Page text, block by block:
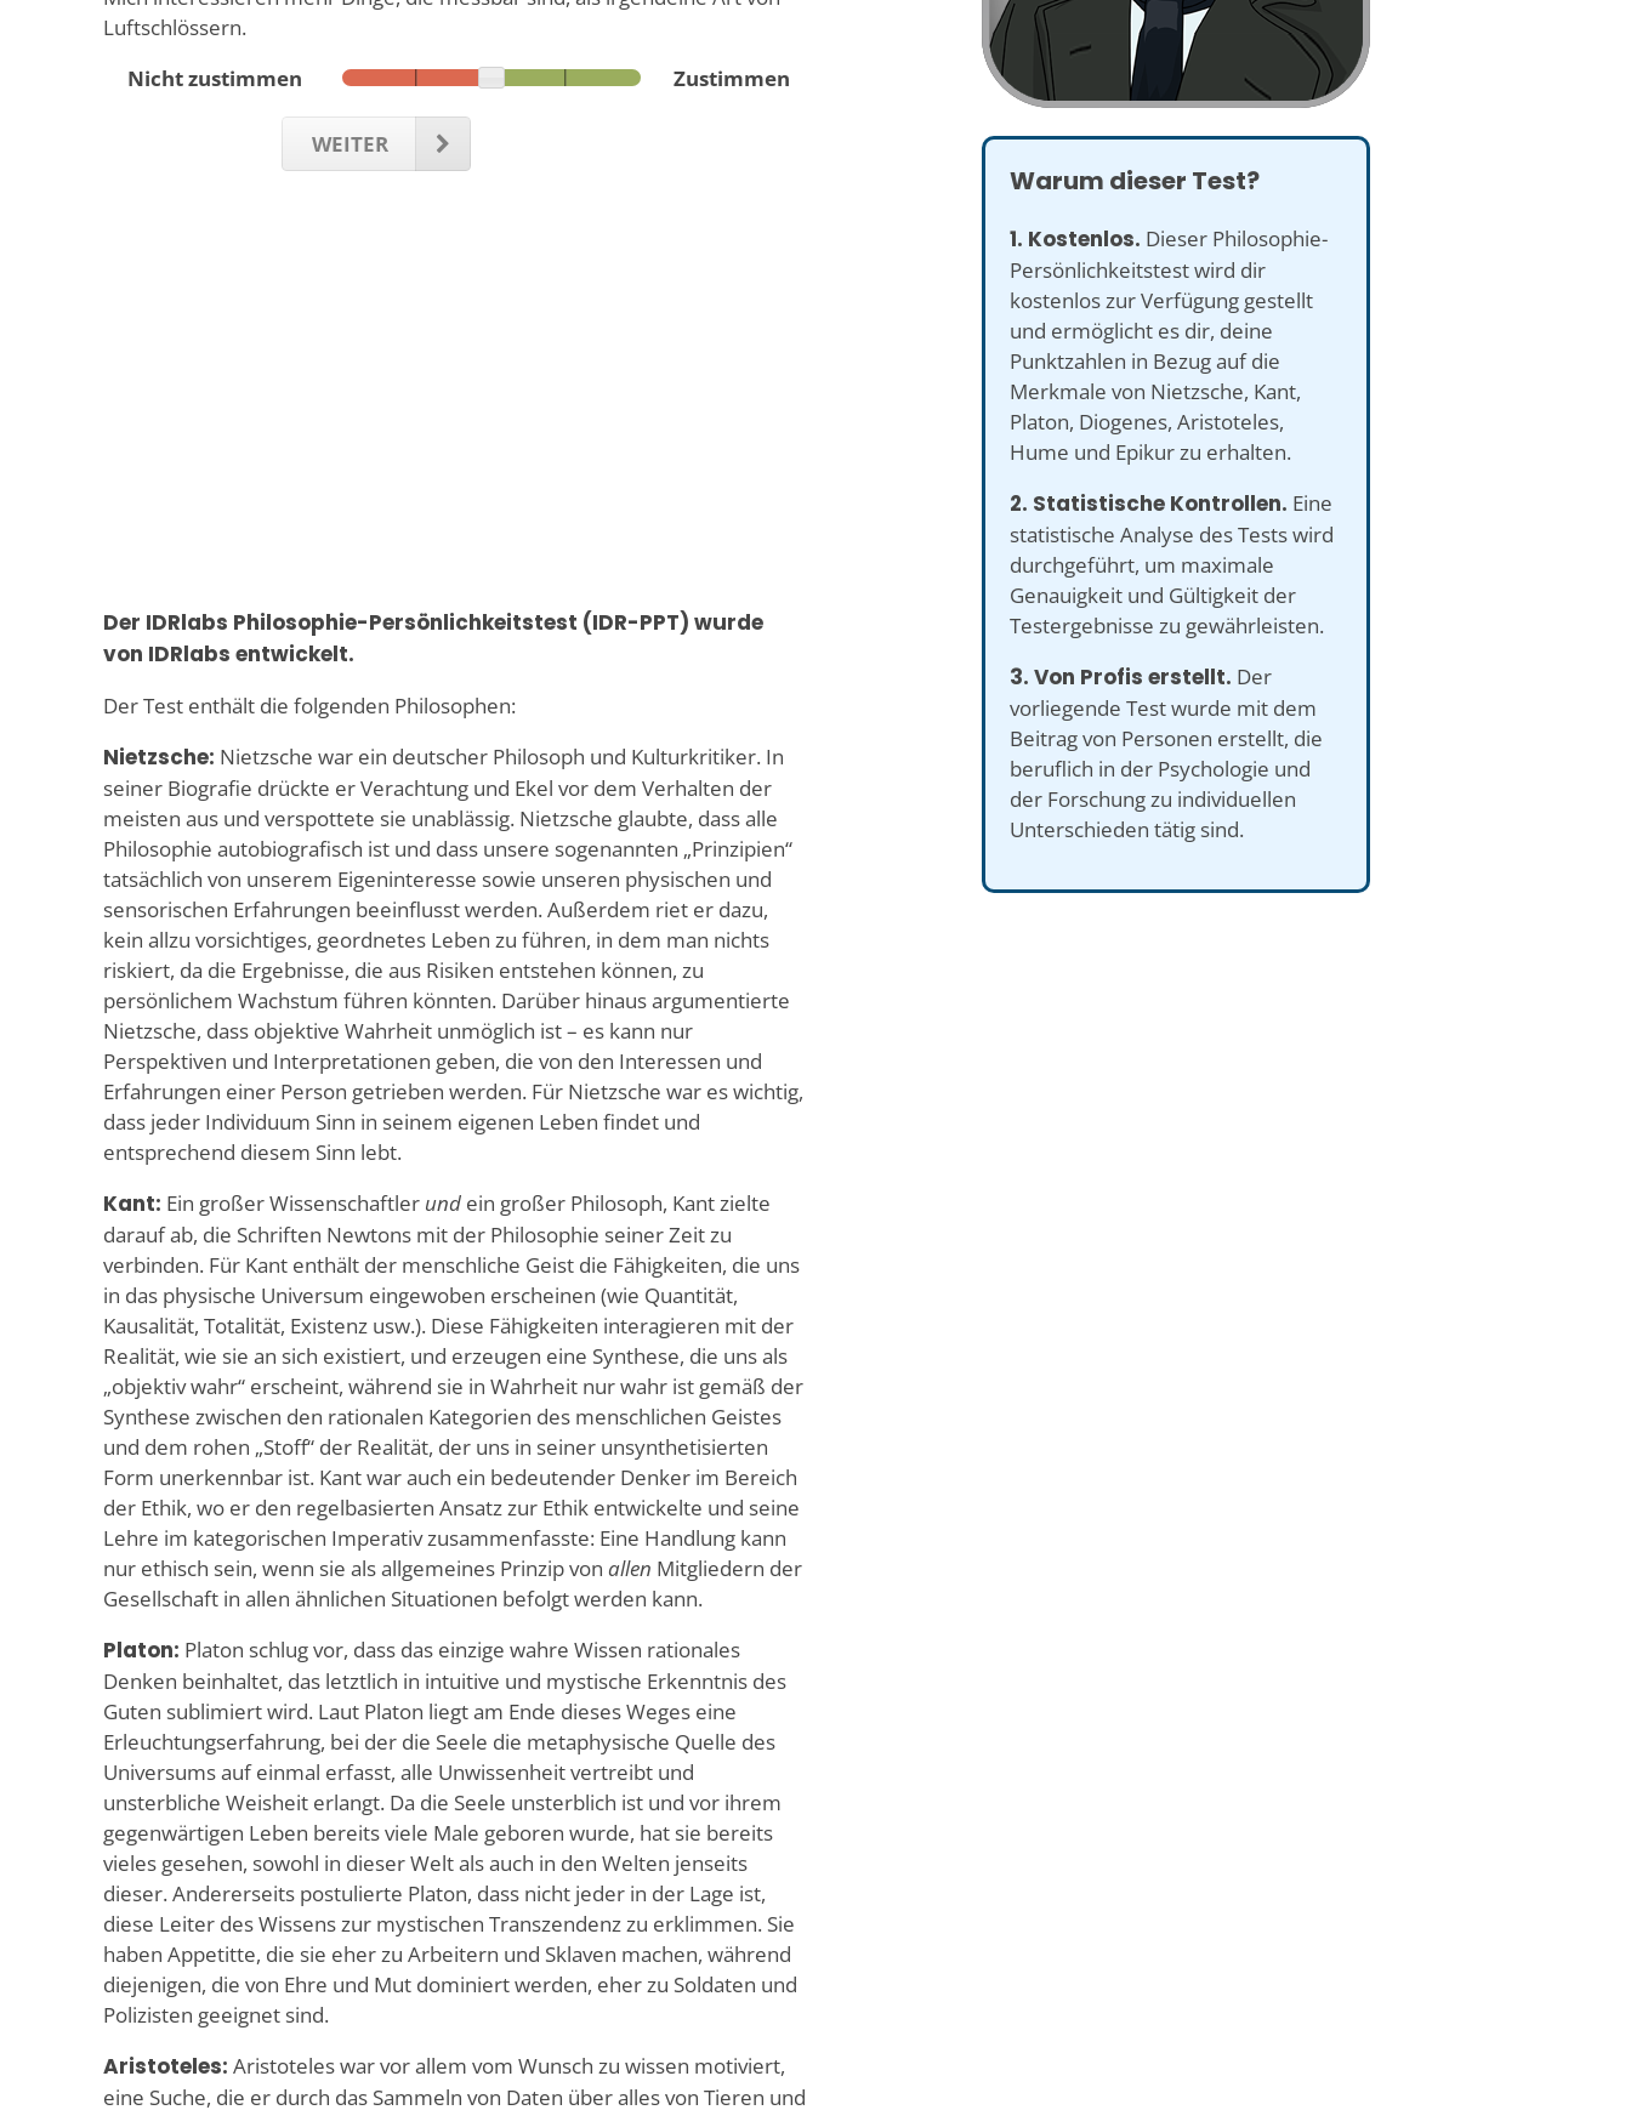
Luftschlössern.
Nicht zustimmen
Zustimmen
WEITER
Der IDRlabs Philosophie-Persönlichkeitstest (IDR-PPT) wurde
von IDRlabs entwickelt.
Der Test enthält die folgenden Philosophen:
Nietzsche: Nietzsche war ein deutscher Philosoph und Kulturkritiker. In
seiner Biografie drückte er Verachtung und Ekel vor dem Verhalten der
meisten aus und verspottete sie unablässig. Nietzsche glaubte, dass alle
Philosophie autobiografisch ist und dass unsere sogenannten „Prinzipien“
tatsächlich von unserem Eigeninteresse sowie unseren physischen und
sensorischen Erfahrungen beeinflusst werden. Außerdem riet er dazu,
kein allzu vorsichtiges, geordnetes Leben zu führen, in dem man nichts
riskiert, da die Ergebnisse, die aus Risiken entstehen können, zu
persönlichem Wachstum führen könnten. Darüber hinaus argumentierte
Nietzsche, dass objektive Wahrheit unmöglich ist – es kann nur
Perspektiven und Interpretationen geben, die von den Interessen und
Erfahrungen einer Person getrieben werden. Für Nietzsche war es wichtig,
dass jeder Individuum Sinn in seinem eigenen Leben findet und
entsprechend diesem Sinn lebt.
Kant: Ein großer Wissenschaftler und ein großer Philosoph, Kant zielte
darauf ab, die Schriften Newtons mit der Philosophie seiner Zeit zu
verbinden. Für Kant enthält der menschliche Geist die Fähigkeiten, die uns
in das physische Universum eingewoben erscheinen (wie Quantität,
Kausalität, Totalität, Existenz usw.). Diese Fähigkeiten interagieren mit der
Realität, wie sie an sich existiert, und erzeugen eine Synthese, die uns als
„objektiv wahr“ erscheint, während sie in Wahrheit nur wahr ist gemäß der
Synthese zwischen den rationalen Kategorien des menschlichen Geistes
und dem rohen „Stoff“ der Realität, der uns in seiner unsynthetisierten
Form unerkennbar ist. Kant war auch ein bedeutender Denker im Bereich
der Ethik, wo er den regelbasierten Ansatz zur Ethik entwickelte und seine
Lehre im kategorischen Imperativ zusammenfasste: Eine Handlung kann
nur ethisch sein, wenn sie als allgemeines Prinzip von allen Mitgliedern der
Gesellschaft in allen ähnlichen Situationen befolgt werden kann.
Platon: Platon schlug vor, dass das einzige wahre Wissen rationales
Denken beinhaltet, das letztlich in intuitive und mystische Erkenntnis des
Guten sublimiert wird. Laut Platon liegt am Ende dieses Weges eine
Erleuchtungserfahrung, bei der die Seele die metaphysische Quelle des
Universums auf einmal erfasst, alle Unwissenheit vertreibt und
unsterbliche Weisheit erlangt. Da die Seele unsterblich ist und vor ihrem
gegenwärtigen Leben bereits viele Male geboren wurde, hat sie bereits
vieles gesehen, sowohl in dieser Welt als auch in den Welten jenseits
dieser. Andererseits postulierte Platon, dass nicht jeder in der Lage ist,
diese Leiter des Wissens zur mystischen Transzendenz zu erklimmen. Sie
haben Appetitte, die sie eher zu Arbeitern und Sklaven machen, während
diejenigen, die von Ehre und Mut dominiert werden, eher zu Soldaten und
Polizisten geeignet sind.
Aristoteles: Aristoteles war vor allem vom Wunsch zu wissen motiviert,
eine Suche, die er durch das Sammeln von Daten über alles von Tieren und
Warum dieser Test?
1. Kostenlos. Dieser Philosophie-
Persönlichkeitstest wird dir
kostenlos zur Verfügung gestellt
und ermöglicht es dir, deine
Punktzahlen in Bezug auf die
Merkmale von Nietzsche, Kant,
Platon, Diogenes, Aristoteles,
Hume und Epikur zu erhalten.
2. Statistische Kontrollen. Eine
statistische Analyse des Tests wird
durchgeführt, um maximale
Genauigkeit und Gültigkeit der
Testergebnisse zu gewährleisten.
3. Von Profis erstellt. Der
vorliegende Test wurde mit dem
Beitrag von Personen erstellt, die
beruflich in der Psychologie und
der Forschung zu individuellen
Unterschieden tätig sind.